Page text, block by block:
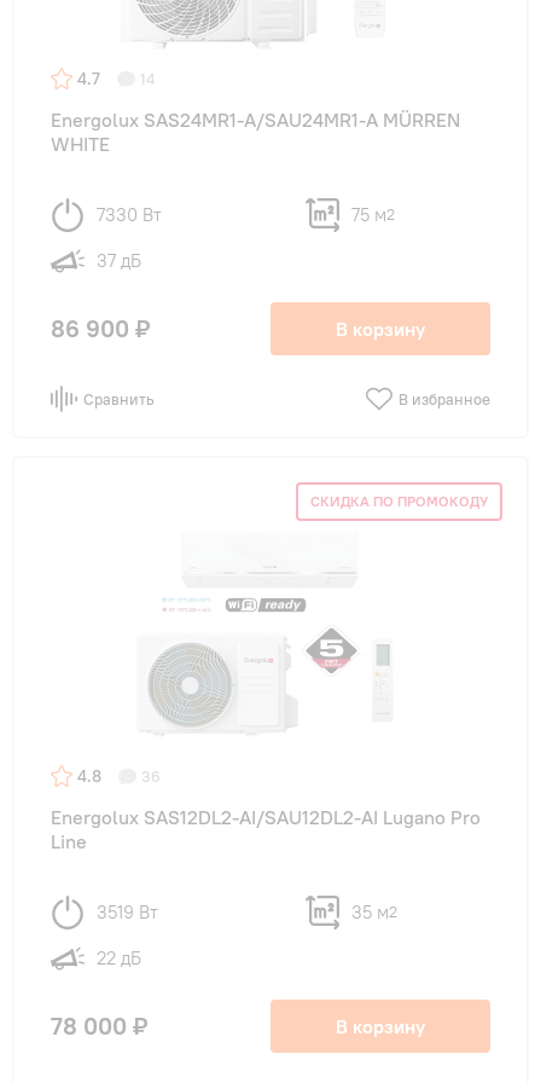
4.7 14
Energolux SAS24MR1-A/SAU24MR1-A MÜRREN
WHITE
7330 Вт 75 м2
37 дБ
86 900 ₽ В корзину
Сравнить В избранное
СКИДКА ПО ПРОМОКОДУ
4.8 36
Energolux SAS12DL2-AI/SAU12DL2-AI Lugano Pro
Line
3519 Вт 35 м2
22 дБ
78 000 ₽ В корзину